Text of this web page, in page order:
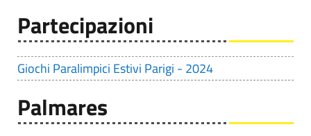
Partecipazioni
Giochi Paralimpici Estivi Parigi - 2024
Palmares